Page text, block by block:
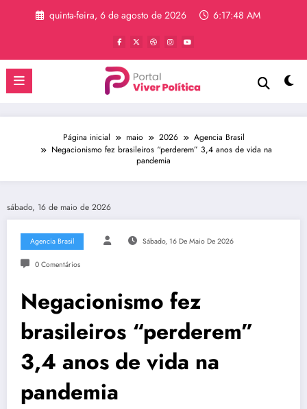
quinta-feira, 6 de agosto de 2026 6:17:49 AM
Página inicial maio 2026
Agencia Brasil
Negacionismo fez brasileiros “perderem” 3,4 anos de vida na
pandemia
sábado, 16 de maio de 2026
Agencia Brasil Sábado, 16 De Maio De 2026
0 Comentários
Negacionismo fez
brasileiros “perderem”
3,4 anos de vida na
pandemia